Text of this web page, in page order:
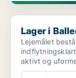
Lager i Ballerup
Lager i
Lejemålet
indflytningsklart i
aktivt og
nabovirks...